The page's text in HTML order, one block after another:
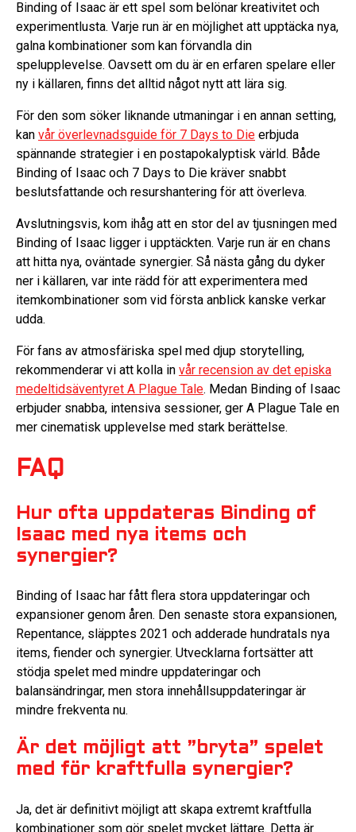
Binding of Isaac är ett spel som belönar kreativitet och
experimentlusta. Varje run är en möjlighet att upptäcka nya,
galna kombinationer som kan förvandla din
spelupplevelse. Oavsett om du är en erfaren spelare eller
ny i källaren, finns det alltid något nytt att lära sig.
För den som söker liknande utmaningar i en annan setting,
kan vår överlevnadsguide för 7 Days to Die erbjuda
spännande strategier i en postapokalyptisk värld. Både
Binding of Isaac och 7 Days to Die kräver snabbt
beslutsfattande och resurshantering för att överleva.
Avslutningsvis, kom ihåg att en stor del av tjusningen med
Binding of Isaac ligger i upptäckten. Varje run är en chans
att hitta nya, oväntade synergier. Så nästa gång du dyker
ner i källaren, var inte rädd för att experimentera med
itemkombinationer som vid första anblick kanske verkar
udda.
För fans av atmosfäriska spel med djup storytelling,
rekommenderar vi att kolla in vår recension av det episka
medeltidsäventyret A Plague Tale. Medan Binding of Isaac
erbjuder snabba, intensiva sessioner, ger A Plague Tale en
mer cinematisk upplevelse med stark berättelse.
FAQ
Hur ofta uppdateras Binding of
Isaac med nya items och
synergier?
Binding of Isaac har fått flera stora uppdateringar och
expansioner genom åren. Den senaste stora expansionen,
Repentance, släpptes 2021 och adderade hundratals nya
items, fiender och synergier. Utvecklarna fortsätter att
stödja spelet med mindre uppdateringar och
balansändringar, men stora innehållsuppdateringar är
mindre frekventa nu.
Är det möjligt att ”bryta” spelet
med för kraftfulla synergier?
Ja, det är definitivt möjligt att skapa extremt kraftfulla
kombinationer som gör spelet mycket lättare. Detta är